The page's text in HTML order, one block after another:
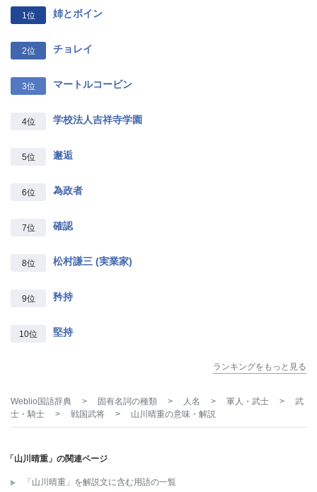
1位 姉とボイン
2位 チョレイ
3位 マートルコービン
4位 学校法人吉祥寺学園
5位 邂逅
6位 為政者
7位 確認
8位 松村謙三 (実業家)
9位 矜持
10位 堅持
ランキングをもっと見る
Weblio国語辞典 > 固有名詞の種類 > 人名 > 軍人・武士 >
武
士・騎士
> 戦国武将 > 山川晴重の意味・解説
「山川晴重」の関連ページ
「山川晴重」を解説文に含む用語の一覧